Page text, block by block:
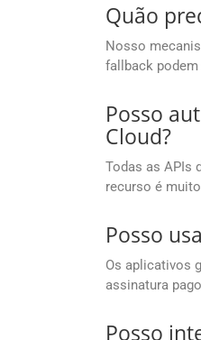
Quão
Nosso
fallback
Posso
Cloud?
Todas as APIs
recurso é
Posso
Os aplicativos
assinatura
Posso